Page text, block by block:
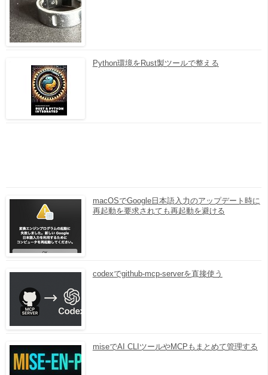
Python環境をRust製ツールで整える
macOSでGoogle日本語入力のアップデート時に
再起動を要求されても再起動を避ける
codexでgithub-mcp-serverを直接使う
miseでAI CLIツールやMCPもまとめて管理する